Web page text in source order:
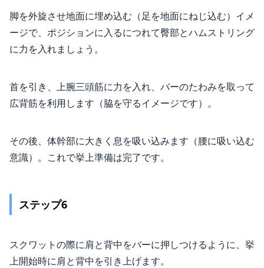
脚を外旋させ地面に埋め込む（足を地面にねじ込む）イメ
ージで、ポジションに入るにつれて臀部とハムストリング
に力を入れましょう。
首を引き、上腕三頭筋に力を入れ、バーのたわみを取って
広背筋を利用します（脇を守るイメージです）。
その後、体幹部に大きく息を吸い込みます（腰に吸い込む
意識）。これで挙上準備は完了です。
ステップ6
スクワットの際に肩と背中をバーに押しつけるように、挙
上開始時に肩と背中を引き上げます。